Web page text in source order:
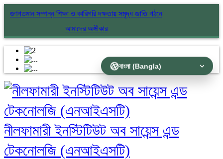
গুণগতমান সম্পন্ন শিক্ষা ও কারিগরি দক্ষতায় সমৃদ্ধ জাতি গঠনে
আমাদের অঙ্গীকার
নীলফামারী ইনস্টিটিউট অব সায়েন্স এন্ড
টেকনোলজি (এনআইএসটি)